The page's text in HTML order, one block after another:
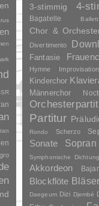
3-stimmig 4-
Bagatelle Ballett
Chor &
Divertimento
Fantasie
Hymne Improvisation
Kinderchor
Männerchor
Partitur
Rondo Scherzo
Sonate Sopran
Symphonische Dichtung
Akkordeon
Blockflöte Bläser
Daegeum Dizi Djembé